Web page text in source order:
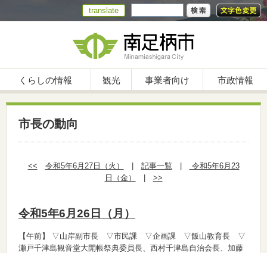
translate
くらしの情報 観光 事業者向け 市政情報
市長の動向
<< 令和5年6月27日（火） 記事一覧
令和5年6月23
日（金）
>>
令和5年6月26日（月）
【午前】
▽山岸副市長 ▽市民課 ▽企画課 ▽飯山教育長 ▽
瀬戸千津島観音堂大開帳祭典委員長、西村千津島自治会長、加藤